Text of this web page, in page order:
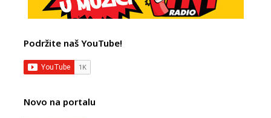
Podržite naš YouTube!
Novo na portalu